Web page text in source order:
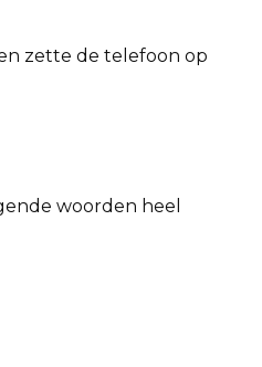
zette de telefoon op
woorden heel